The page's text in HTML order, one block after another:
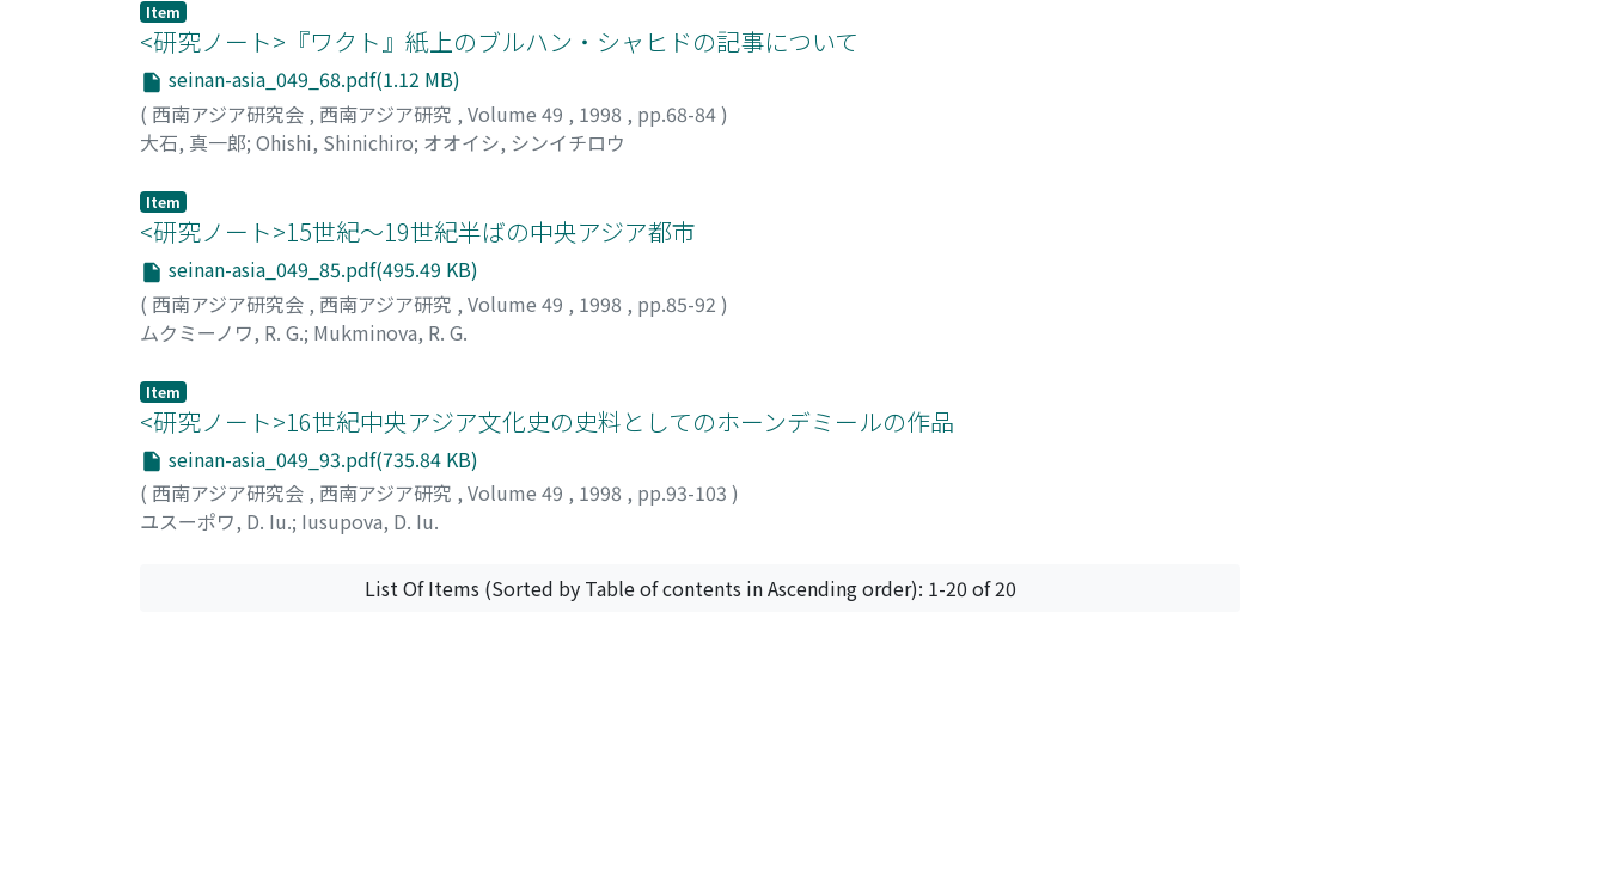
Item
<研究ノート>『ワクト』紙上のブルハン・シャヒドの記事について
seinan-asia_049_68.pdf(1.12 MB)
( 西南アジア研究会 , 西南アジア研究 , Volume 49 , 1998 , pp.68-84)
大石, 真一郎; Ohishi, Shinichiro; オオイシ, シンイチロウ
Item
<研究ノート>15世紀～19世紀半ばの中央アジア都市
seinan-asia_049_85.pdf(495.49 KB)
( 西南アジア研究会 , 西南アジア研究 , Volume 49 , 1998 , pp.85-92 )
ムクミーノワ, R. G.; Mukminova, R. G.
Item
<研究ノート>16世紀中央アジア文化史の史料としてのホーンデミールの作品
seinan-asia_049_93.pdf(735.84 KB)
( 西南アジア研究会 , 西南アジア研究 , Volume 49 , 1998 , pp.93-103 )
ユスーポワ, D. Iu.; Iusupova, D. Iu.
List Of Items (Sorted by Table of contents in Ascending order): 1-20 of 20